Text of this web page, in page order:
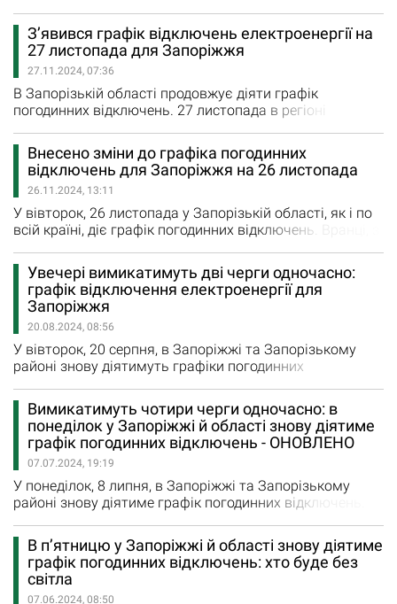
«Запоріжжяобленерго», 28 листопада електроенергію
вимикатимуть у Запорізькій області з 8:00 і до 19:00
години наступним чергам: Черга 5: 08:00 – 11:00; Черга
3: 11:00 – 15:00; Черга 1: 15:00…
З’явився графік відключень електроенергії на
27 листопада для Запоріжжя
27.11.2024, 07:36
В Запорізькій області продовжує діяти графік
погодинних відключень. 27 листопада в регіоні
ранку та до 19:00. У відключеннях буде задіяно по
одній черзі споживачів за наступним графіком: Черга
6: 08:00 – 11:00; Черга 5: 11:00 – 14:00; Черга 2: 14:00 –
16:00; Черга 4: 16:00…
Внесено зміни до графіка погодинних
відключень для Запоріжжя на 26 листопада
26.11.2024, 13:11
У вівторок, 26 листопада у Запорізькій області, як і по
всій країні, діє графік погодинних відключень. Вранці, з
щойно повідомили у «Запоріжжяобленерго», до графіка
відключень на другу половину дня внесено зміни. Так,
споживачі Черги №2 без електроенергії будуть з 13:00
до 17:00, а Черги №1 - з 17:00 до 21:00.…
Увечері вимикатимуть дві черги одночасно:
графік відключення електроенергії для
Запоріжжя
20.08.2024, 08:56
У вівторок, 20 серпня, в Запоріжжі та Запорізькому
районі знову діятимуть графіки погодинних
24:00 години. Сьогодні в графіках задіяні чотири черги
споживачів і вимикатимуть їх в наступній
послідовності: Черга 1: 20:00 – 24:00; Черга 4: 17:00 –
20:00; Черга 5: 20:00 – 22:00; Черга 6:…
Вимикатимуть чотири черги одночасно: в
понеділок у Запоріжжі й області знову діятиме
графік погодинних відключень - ОНОВЛЕНО
07.07.2024, 19:19
У понеділок, 8 липня, в Запоріжжі та Запорізькому
районі знову діятиме графік погодинних відключень.
вечірні години, з 19:00 і до 22:00, вимикатимуть по 4
черги одночасно, повідомили у "Запоріжжяобленерго".
Графік погодинних відключень на завтра: 00:00 – 03:00
– черги 1 та 5; 03:00 –…
В п’ятницю у Запоріжжі й області знову діятиме
графік погодинних відключень: хто буде без
світла
07.06.2024, 08:50